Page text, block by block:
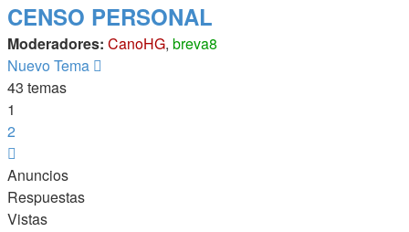
CENSO PERSONAL
Moderadores: CanoHG, breva8
Nuevo Tema
43 temas
1
2
Anuncios
Respuestas
Vistas